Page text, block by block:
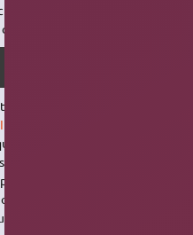
de Windows, puis dans la
tapez :
un réseau domestique,
Internet
à un réseau personnel
on peut éventuellement
modifier chaque fichier
reste assez contraignant.